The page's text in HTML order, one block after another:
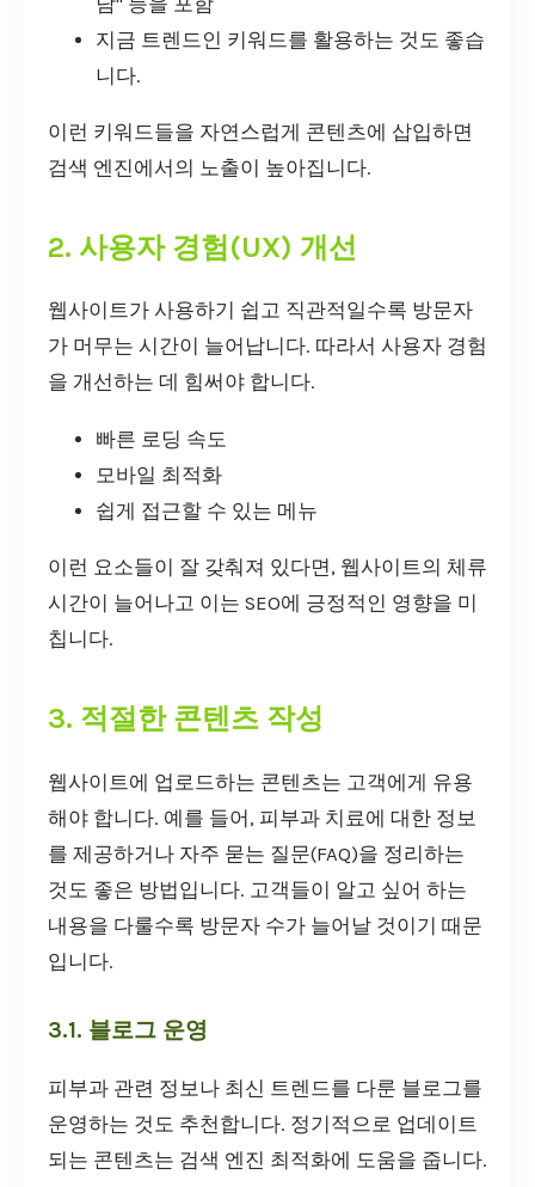
지금 트렌드인 키워드를 활용하는 것도 좋습
니다.
이런 키워드들을 자연스럽게 콘텐츠에 삽입하면
검색 엔진에서의 노출이 높아집니다.
2. 사용자 경험(UX) 개선
웹사이트가 사용하기 쉽고 직관적일수록 방문자
가 머무는 시간이 늘어납니다. 따라서 사용자 경험
을 개선하는 데 힘써야 합니다.
빠른 로딩 속도
모바일 최적화
쉽게 접근할 수 있는 메뉴
이런 요소들이 잘 갖춰져 있다면, 웹사이트의 체류
시간이 늘어나고 이는 SEO에 긍정적인 영향을 미
칩니다.
3. 적절한 콘텐츠 작성
웹사이트에 업로드하는 콘텐츠는 고객에게 유용
해야 합니다. 예를 들어, 피부과 치료에 대한 정보
를 제공하거나 자주 묻는 질문(FAQ)을 정리하는
것도 좋은 방법입니다. 고객들이 알고 싶어 하는
내용을 다룰수록 방문자 수가 늘어날 것이기 때문
입니다.
3.1. 블로그 운영
피부과 관련 정보나 최신 트렌드를 다룬 블로그를
운영하는 것도 추천합니다. 정기적으로 업데이트
되는 콘텐츠는 검색 엔진 최적화에 도움을 줍니다.